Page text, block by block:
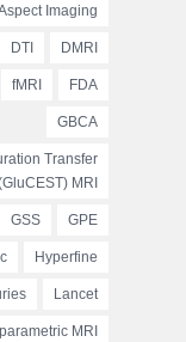
Imaging
DMRI
DTI
FDA
fMRI
GBCA
Transfer
MRI
GPE
GSS
Hyperfine
Lancet
MRI